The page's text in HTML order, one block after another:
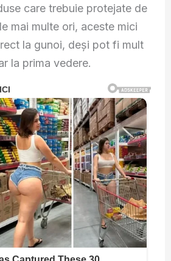
care trebuie protejate de
mai multe ori, aceste mici
la gunoi, deși pot fi mult
la prima vedere.